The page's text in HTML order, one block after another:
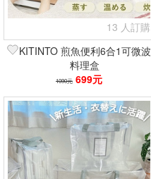
13 人訂購
KITINTO 煎魚便利6合1可微波
料理盒
1090元 699元